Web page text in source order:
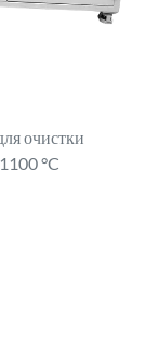
очистки
°C